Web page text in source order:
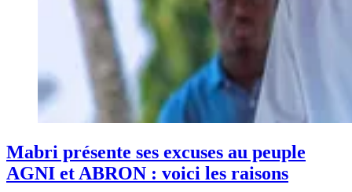
Mabri présente ses excuses au peuple
AGNI et ABRON : voici les raisons